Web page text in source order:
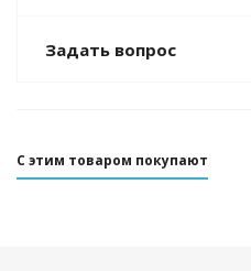
Задать вопрос
С этим товаром покупают